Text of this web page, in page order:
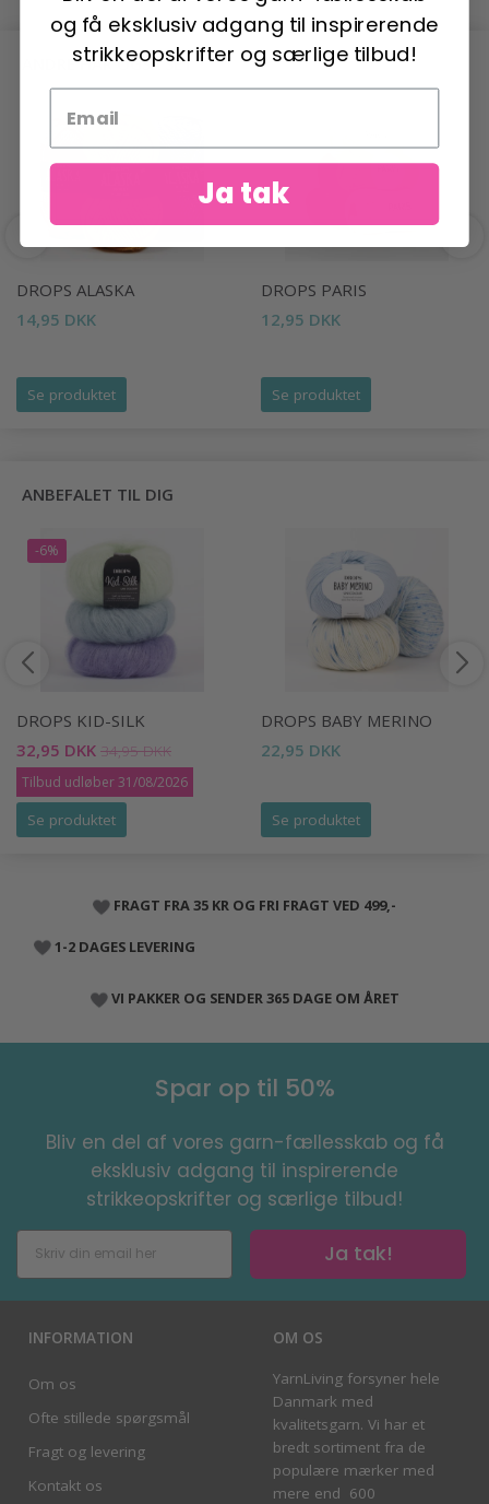
ANDRE HAR OGSÅ SET
DROPS ALASKA
14,95 DKK
Se produktet
DROPS PARIS
12,95 DKK
Se produktet
ANBEFALET TIL DIG
-6%
DROPS KID-SILK
32,95 DKK 34,95 DKK
Tilbud udløber 31/08/2026
Se produktet
DROPS BABY MERINO
22,95 DKK
Se produktet
FRAGT FRA 35 KR OG FRI FRAGT VED 499,-
1-2 DAGES LEVERING
VI PAKKER OG SENDER 365 DAGE OM ÅRET
Spar op til 50%
Bliv en del af vores garn-fællesskab og få
eksklusiv adgang til inspirerende
strikkeopskrifter og særlige tilbud!
Ja tak!
INFORMATION
Om os
Ofte stillede spørgsmål
Fragt og levering
Kontakt os
OM OS
YarnLiving forsyner hele
Danmark med
kvalitetsgarn. Vi har et
bredt sortiment fra de
populære mærker med
mere end 600
og få eksklusiv adgang til inspirerende
strikkeopskrifter og særlige tilbud!
Ja tak